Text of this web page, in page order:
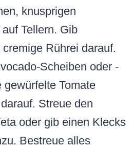
knusprigen
Tellern. Gib
Rührei darauf.
Scheiben oder -
gewürfelte Tomate
Streue den
oder gib einen Klecks
Bestreue alles